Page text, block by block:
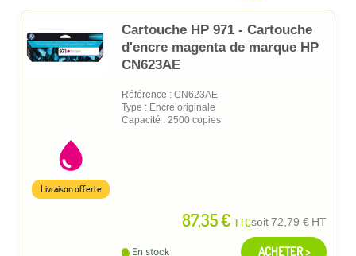
Cartouche HP 971 - Cartouche
d'encre magenta de marque HP
CN623AE
Référence : CN623AE
Type : Encre originale
Capacité : 2500 copies
87,35 € TTCsoit72,79 € HT
Livraison offerte
En stock ACHETER >